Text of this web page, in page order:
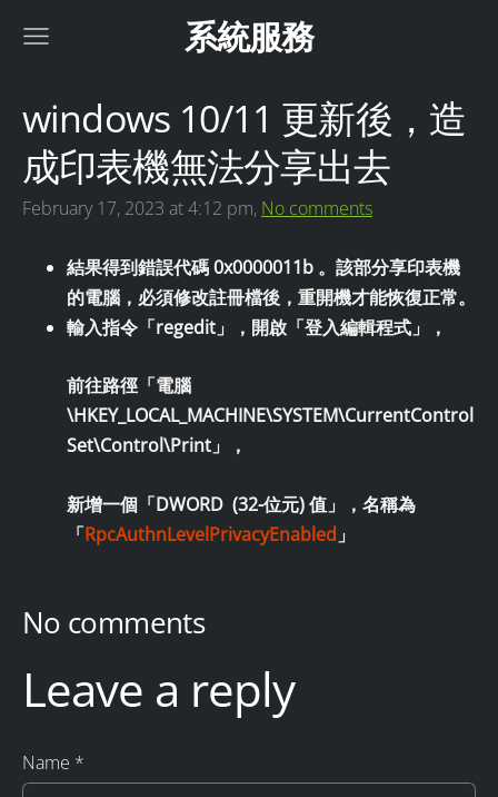
系統服務
windows 10/11 更新後，造
成印表機無法分享出去
February 17, 2023 at 4:12 pm, No comments
結果得到錯誤代碼 0x0000011b 。該部分享印表機
的電腦，必須修改註冊檔後，重開機才能恢復正常。
輸入指令「regedit」，開啟「登入編輯程式 」，
前往路徑「電腦
\HKEY_LOCAL_MACHINE\SYSTEM\CurrentControl
Set\Control\Print 」，
新增一個「DWORD (32-位元) 值 」，名稱為
「RpcAuthnLevelPrivacyEnabled 」
No comments
Leave a reply
Name *